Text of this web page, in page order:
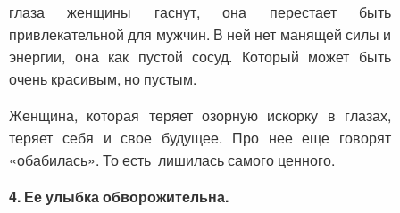
глаза женщины гаснут, она перестает быть
привлекательной для мужчин. В ней нет манящей силы и
энергии, она как пустой сосуд. Который может быть
очень красивым, но пустым.
Женщина, которая теряет озорную искорку в глазах,
теряет себя и свое будущее. Про нее еще говорят
«обабилась». То есть лишилась самого ценного.
4. Ее улыбка обворожительна.